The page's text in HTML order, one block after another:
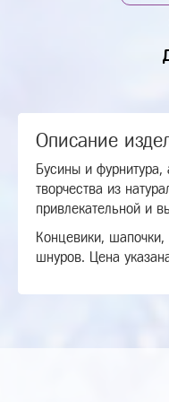
Описание
Бусины и
творчества из
привлекательной и
Концевики, шапочки,
шнуров. Цена